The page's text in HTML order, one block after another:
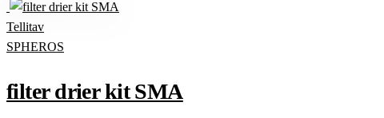
Tellitav
SPHEROS
filter drier kit SMA